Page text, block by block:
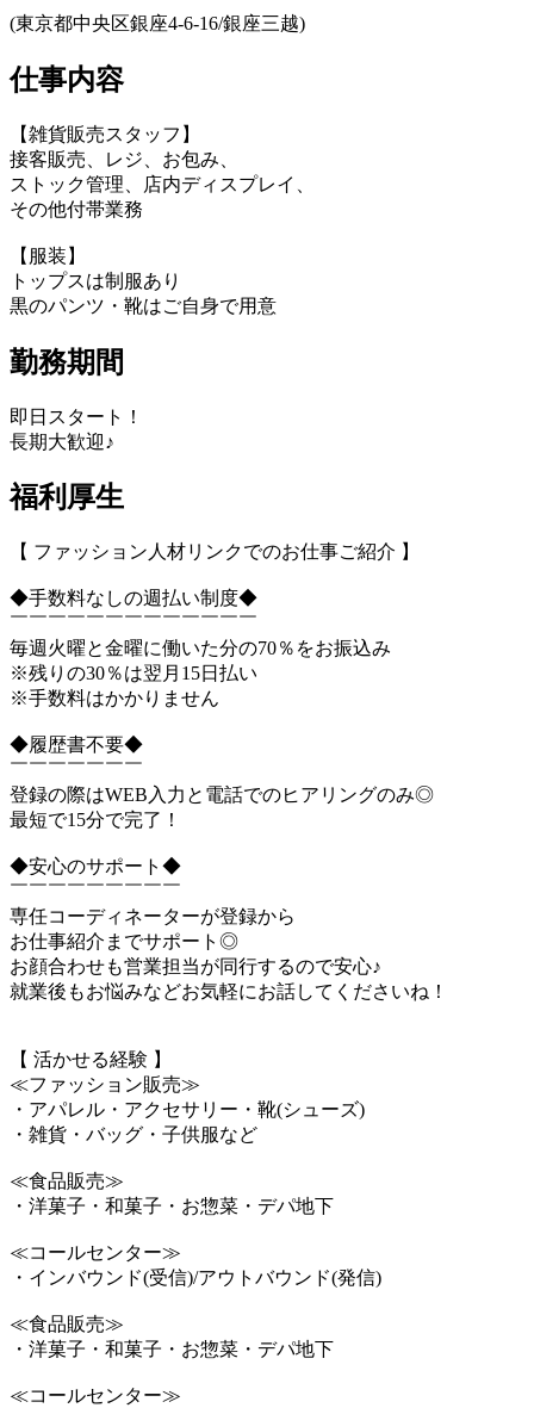
(東京都中央区銀座4-6-16/銀座三越)
仕事内容
【雑貨販売スタッフ】
接客販売、レジ、お包み、
ストック管理、店内ディスプレイ、
その他付帯業務
【服装】
トップスは制服あり
黒のパンツ・靴はご自身で用意
勤務期間
即日スタート！
長期大歓迎♪
福利厚生
【 ファッション人材リンクでのお仕事ご紹介 】
◆手数料なしの週払い制度◆
￣￣￣￣￣￣￣￣￣￣￣￣￣
毎週火曜と金曜に働いた分の70％をお振込み
※残りの30％は翌月15日払い
※手数料はかかりません
◆履歴書不要◆
￣￣￣￣￣￣￣
登録の際はWEB入力と電話でのヒアリングのみ◎
最短で15分で完了！
◆安心のサポート◆
￣￣￣￣￣￣￣￣￣
専任コーディネーターが登録から
お仕事紹介までサポート◎
お顔合わせも営業担当が同行するので安心♪
就業後もお悩みなどお気軽にお話してくださいね！
【 活かせる経験 】
≪ファッション販売≫
・アパレル・アクセサリー・靴(シューズ)
・雑貨・バッグ・子供服など
≪食品販売≫
・洋菓子・和菓子・お惣菜・デパ地下
≪コールセンター≫
・インバウンド(受信)/アウトバウンド(発信)
≪食品販売≫
・洋菓子・和菓子・お惣菜・デパ地下
≪コールセンター≫